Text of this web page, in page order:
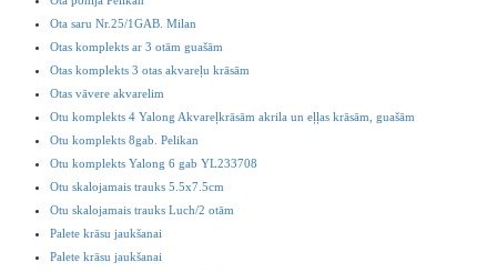
Ota saru Nr.25/1GAB. Milan
Otas komplekts ar 3 otām guašām
Otas komplekts 3 otas akvareļu krāsām
Otas vāvere akvarelim
Otu komplekts 4 Yalong Akvareļkrāsām akrila un eļļas krāsām, guašām
Otu komplekts 8gab. Pelikan
Otu komplekts Yalong 6 gab YL233708
Otu skalojamais trauks 5.5x7.5cm
Otu skalojamais trauks Luch/2 otām
Palete krāsu jaukšanai
Palete krāsu jaukšanai